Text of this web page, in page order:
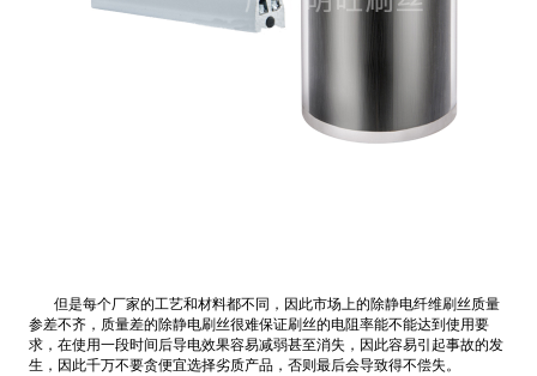
但是每个厂家的工艺和材料都不同，因此市场上的除静电纤维刷丝质量
参差不齐，质量差的除静电刷丝很难保证刷丝的电阻率能不能达到使用要
求，在使用一段时间后导电效果容易减弱甚至消失，因此容易引起事故的发
生，因此千万不要贪便宜选择劣质产品，否则最后会导致得不偿失。